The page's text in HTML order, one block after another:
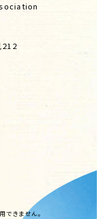
212
できません。